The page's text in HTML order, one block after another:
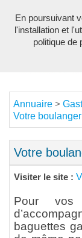
Annuaire >
Votre
Votre
Visiter le site :
Pour vos
baguettes
En poursuivant
l'installation et
politique de